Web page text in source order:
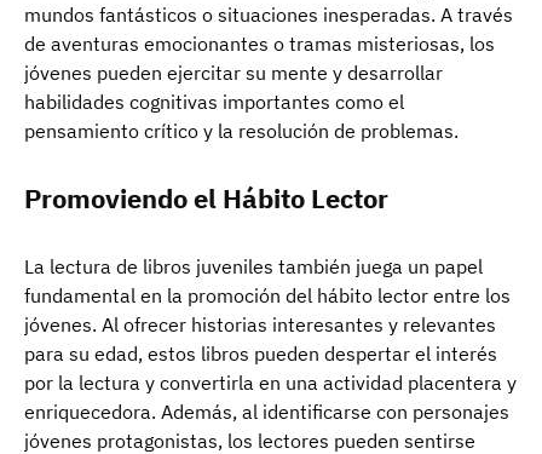
mundos fantásticos o situaciones inesperadas. A través
de aventuras emocionantes o tramas misteriosas, los
jóvenes pueden ejercitar su mente y desarrollar
habilidades cognitivas importantes como el
pensamiento crítico y la resolución de problemas.
Promoviendo el Hábito Lector
La lectura de libros juveniles también juega un papel
fundamental en la promoción del hábito lector entre los
jóvenes. Al ofrecer historias interesantes y relevantes
para su edad, estos libros pueden despertar el interés
por la lectura y convertirla en una actividad placentera y
enriquecedora. Además, al identificarse con personajes
jóvenes protagonistas, los lectores pueden sentirse